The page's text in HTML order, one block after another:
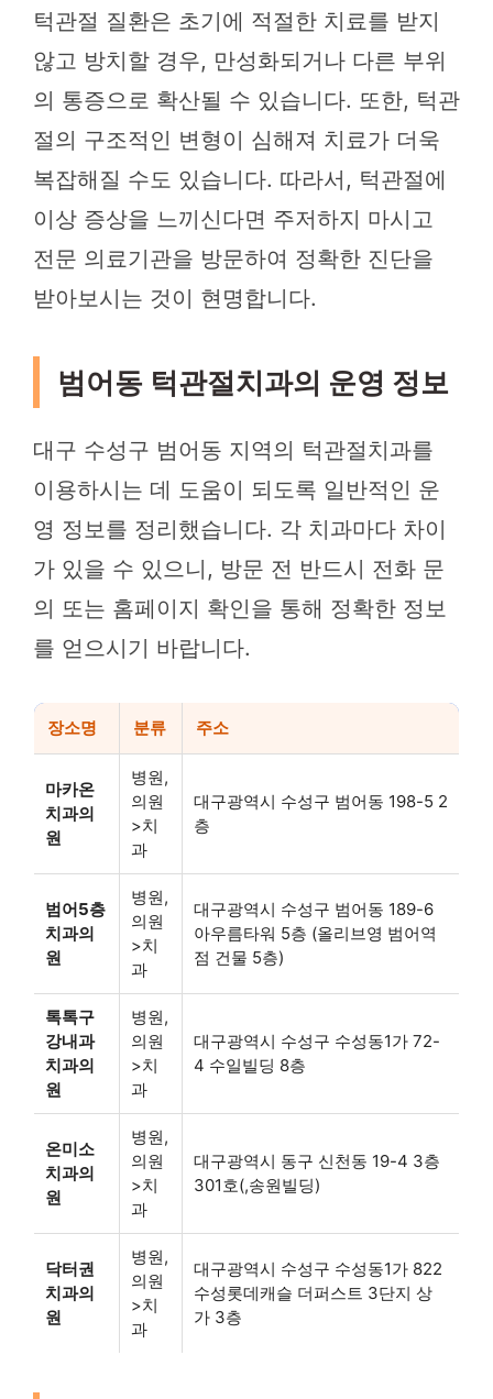
턱관절 질환은 초기에 적절한 치료를 받지
않고 방치할 경우, 만성화되거나 다른 부위
의 통증으로 확산될 수 있습니다. 또한, 턱관
절의 구조적인 변형이 심해져 치료가 더욱
복잡해질 수도 있습니다. 따라서, 턱관절에
이상 증상을 느끼신다면 주저하지 마시고
전문 의료기관을 방문하여 정확한 진단을
받아보시는 것이 현명합니다.
범어동 턱관절치과의 운영 정보
대구 수성구 범어동 지역의 턱관절치과를
이용하시는 데 도움이 되도록 일반적인 운
영 정보를 정리했습니다. 각 치과마다 차이
가 있을 수 있으니, 방문 전 반드시 전화 문
의 또는 홈페이지 확인을 통해 정확한 정보
를 얻으시기 바랍니다.
장소명 분류 주소
마카온
치과의
원
병원,
의원
>치
과
대구광역시 수성구 범어동 198-5 2
층
범어5층
치과의
원
병원,
의원
>치
과
대구광역시 수성구 범어동 189-6
아우름타워 5층 (올리브영 범어역
점 건물 5층)
톡톡구
강내과
치과의
원
병원,
의원
>치
과
대구광역시 수성구 수성동1가 72-
4 수일빌딩 8층
온미소
치과의
원
병원,
의원
>치
과
대구광역시 동구 신천동 19-4 3층
301호(,송원빌딩)
닥터권
치과의
원
병원,
의원
>치
과
대구광역시 수성구 수성동1가 822
수성롯데캐슬 더퍼스트 3단지 상
가 3층